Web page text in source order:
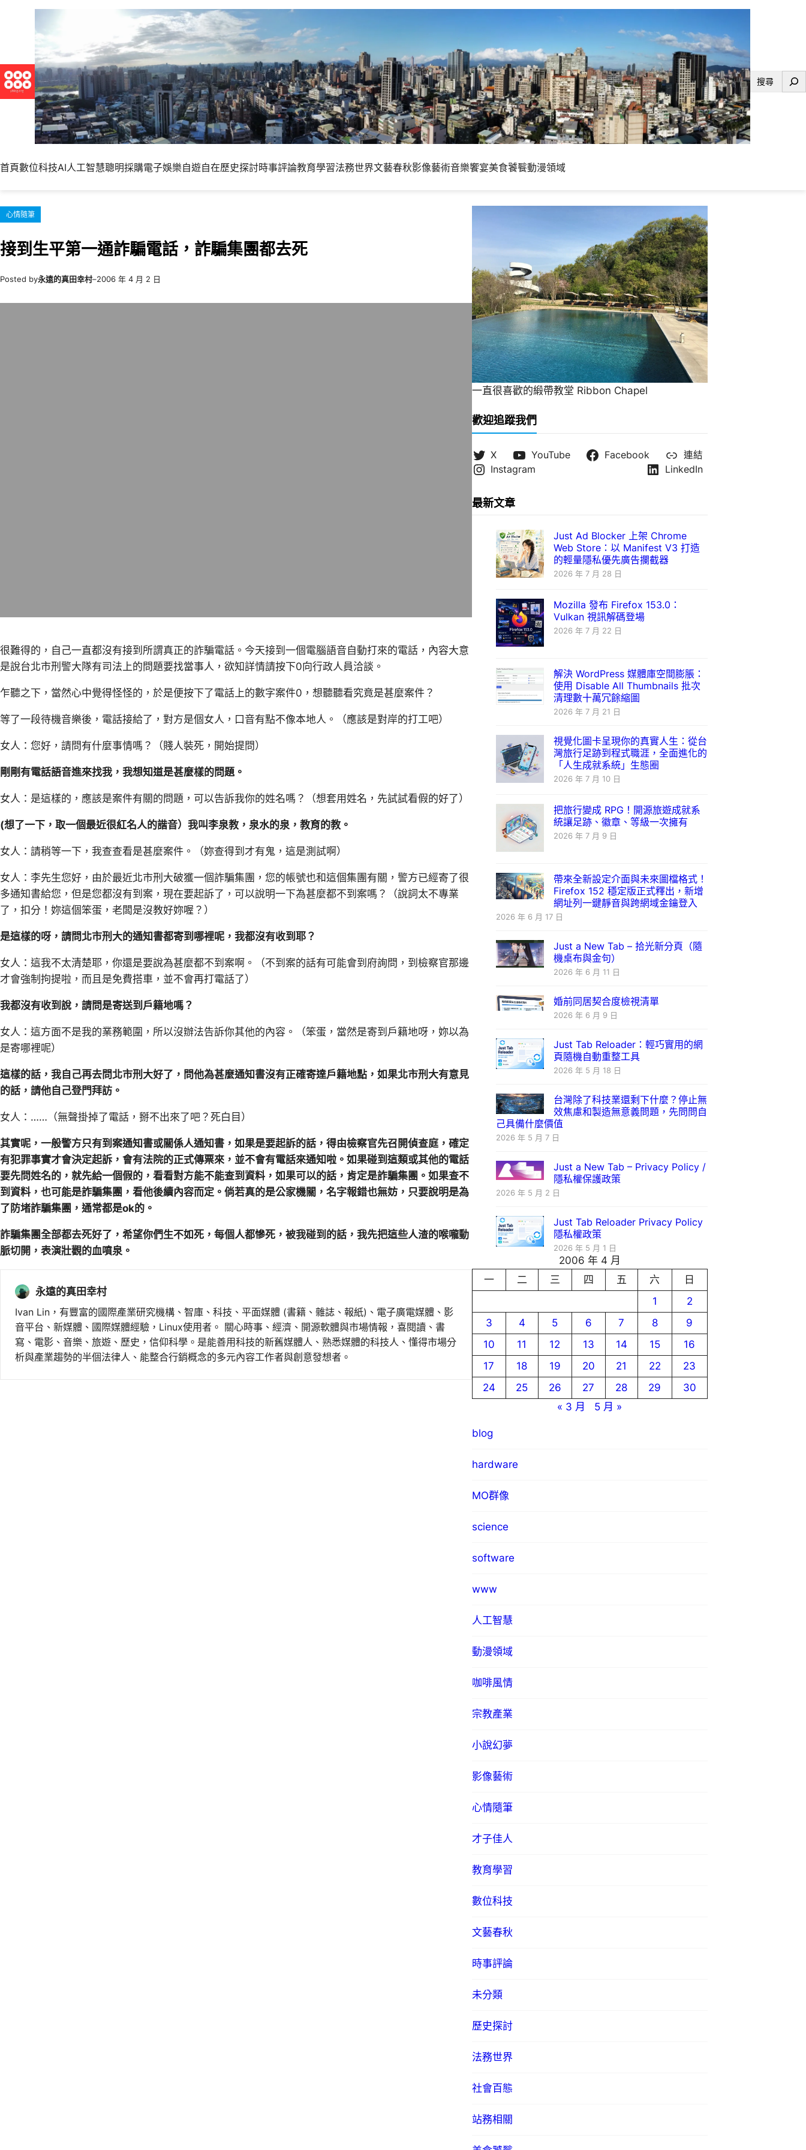
內
容
搜
首頁數位科技AI人工智慧聰明採購電子娛樂自遊自在歷史探討時事評論教育學習法務世界文藝春秋影像藝術音樂饗宴美食饕餮動漫領域
心情隨筆
接到生平第一通詐騙電話，詐騙集團都去死
Posted by永遠的真田幸村–2006 年 4 月 2 日
很難得的，自己一直都沒有接到所謂真正的詐騙電話。今天接到一個電腦語音自動打來的電話，內容大意
是說台北市刑警大隊有司法上的問題要找當事人，欲知詳情請按下0向行政人員洽談。
乍聽之下，當然心中覺得怪怪的，於是便按下了電話上的數字案件0，想聽聽看究竟是甚麼案件？
等了一段待機音樂後，電話接給了，對方是個女人，口音有點不像本地人。（應該是對岸的打工吧）
女人：您好，請問有什麼事情嗎？（賤人裝死，開始提問）
剛剛有電話語音進來找我，我想知道是甚麼樣的問題。
女人：是這樣的，應該是案件有關的問題，可以告訴我你的姓名嗎？（想套用姓名，先試試看假的好了）
(想了一下，取一個最近很紅名人的諧音）我叫李泉教，泉水的泉，教育的教。
女人：請稍等一下，我查查看是甚麼案件。（妳查得到才有鬼，這是測試啊）
女人：李先生您好，由於最近北市刑大破獲一個詐騙集團，您的帳號也和這個集團有關，警方已經寄了很
多通知書給您，但是您都沒有到案，現在要起訴了，可以說明一下為甚麼都不到案嗎？（說詞太不專業
了，扣分！妳這個笨蛋，老闆是沒教好妳喔？）
是這樣的呀，請問北市刑大的通知書都寄到哪裡呢，我都沒有收到耶？
女人：這我不太清楚耶，你還是要說為甚麼都不到案啊。（不到案的話有可能會到府詢問，到檢察官那邊
才會強制拘提啦，而且是免費搭車，並不會再打電話了）
我都沒有收到說，請問是寄送到戶籍地嗎？
女人：這方面不是我的業務範圍，所以沒辦法告訴你其他的內容。（笨蛋，當然是寄到戶籍地呀，妳以為
是寄哪裡呢）
這樣的話，我自己再去問北市刑大好了，問他為甚麼通知書沒有正確寄達戶籍地點，如果北市刑大有意見
的話，請他自己登門拜訪。
女人：……（無聲掛掉了電話，掰不出來了吧？死白目）
其實呢，一般警方只有到案通知書或關係人通知書，如果是要起訴的話，得由檢察官先召開偵查庭，確定
有犯罪事實才會決定起訴，會有法院的正式傳票來，並不會有電話來通知啦。如果碰到這類或其他的電話
要先問姓名的，就先給一個假的，看看對方能不能查到資料，如果可以的話，肯定是詐騙集團。如果查不
到資料，也可能是詐騙集團，看他後續內容而定。倘若真的是公家機關，名字報錯也無妨，只要說明是為
了防堵詐騙集團，通常都是ok的。
詐騙集團全部都去死好了，希望你們生不如死，每個人都慘死，被我碰到的話，我先把這些人渣的喉嚨動
脈切開，表演壯觀的血噴泉。
永遠的真田幸村
Ivan Lin，有豐富的國際產業研究機構、智庫、科技、平面媒體 (書籍、雜誌、報紙)、電子廣電媒體、影
音平台、新媒體、國際媒體經驗，Linux使用者。 關心時事、經濟、開源軟體與市場情報，喜閱讀、書
寫、電影、音樂、旅遊、歷史，信仰科學。是能善用科技的新舊媒體人、熟悉媒體的科技人、懂得市場分
析與產業趨勢的半個法律人、能整合行銷概念的多元內容工作者與創意發想者。
一直很喜歡的緞帶教堂 Ribbon Chapel
歡迎追蹤我們
X YouTube Facebook
連結
Instagram
LinkedIn
最新文章
Just Ad Blocker 上架 Chrome
Web Store：以 Manifest V3 打造
的輕量隱私優先廣告攔截器
2026 年 7 月 28 日
Mozilla 發布 Firefox 153.0：
Vulkan 視訊解碼登場
2026 年 7 月 22 日
解決 WordPress 媒體庫空間膨脹：
使用 Disable All Thumbnails 批次
清理數十萬冗餘縮圖
2026 年 7 月 21 日
視覺化圖卡呈現你的真實人生：從台
灣旅行足跡到程式職涯，全面進化的
「人生成就系統」生態圈
2026 年 7 月 10 日
把旅行變成 RPG！開源旅遊成就系
統讓足跡、徽章、等級一次擁有
2026 年 7 月 9 日
帶來全新設定介面與未來圖檔格式！
Firefox 152 穩定版正式釋出，新增
網址列一鍵靜音與跨網域金鑰登入
2026 年 6 月 17 日
Just a New Tab – 拾光新分頁（隨
機桌布與金句）
2026 年 6 月 11 日
婚前同居契合度檢視清單
2026 年 6 月 9 日
Just Tab Reloader：輕巧實用的網
頁隨機自動重整工具
2026 年 5 月 18 日
台灣除了科技業還剩下什麼？停止無
效焦慮和製造無意義問題，先問問自
己具備什麼價值
2026 年 5 月 7 日
Just a New Tab – Privacy Policy /
隱私權保護政策
2026 年 5 月 2 日
Just Tab Reloader Privacy Policy
隱私權政策
2026 年 5 月 1 日
2006 年 4 月
一
二 三 四 五 六
日
1
2
3
4 5 6 7 8
9
10
11 12 13 14 15
16
17
18 19 20 21 22
23
24
25 26 27 28 29
30
« 3 月
5 月 »
blog
hardware
MO群像
science
software
www
人工智慧
動漫領域
咖啡風情
宗教產業
小說幻夢
影像藝術
心情隨筆
才子佳人
教育學習
數位科技
文藝春秋
時事評論
未分類
歷史探討
法務世界
社會百態
站務相關